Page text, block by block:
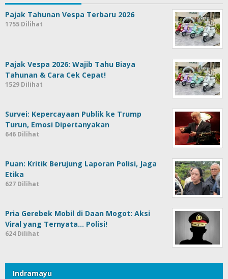
Pajak Tahunan Vespa Terbaru 2026
1755 Dilihat
Pajak Vespa 2026: Wajib Tahu Biaya
Tahunan & Cara Cek Cepat!
1529 Dilihat
Survei: Kepercayaan Publik ke Trump
Turun, Emosi Dipertanyakan
646 Dilihat
Puan: Kritik Berujung Laporan Polisi, Jaga
Etika
627 Dilihat
Pria Gerebek Mobil di Daan Mogot: Aksi
Viral yang Ternyata… Polisi!
624 Dilihat
Indramayu